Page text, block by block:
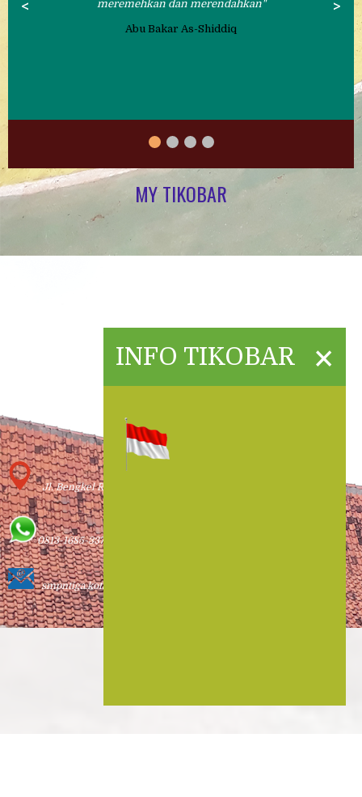
meremehkan dan merendahkan
Abu Bakar As-Shiddiq
< >
MY TIKOBAR
Contact Us
Jl. Bengkel Remaja Pangulah Baru Kotabaru
0813-1685-3377
smpntiga.kotabaru@yahoo.com
INFO TIKOBAR ×